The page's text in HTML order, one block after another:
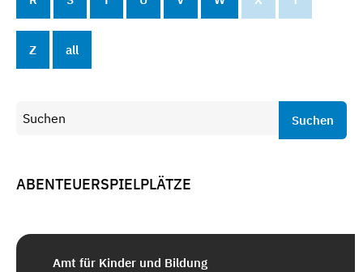
Z all
Suchen
ABENTEUERSPIELPLÄTZE
Amt für Kinder und Bildung